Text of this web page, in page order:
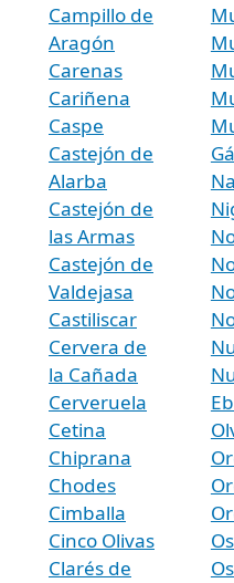
Campillo de
Aragón
Carenas
Cariñena
Caspe
Castejón de
Alarba
Castejón de
las Armas
Castejón de
Valdejasa
Castiliscar
Cervera de
la Cañada
Cerveruela
Cetina
Chiprana
Chodes
Cimballa
Cinco Olivas
Clarés de